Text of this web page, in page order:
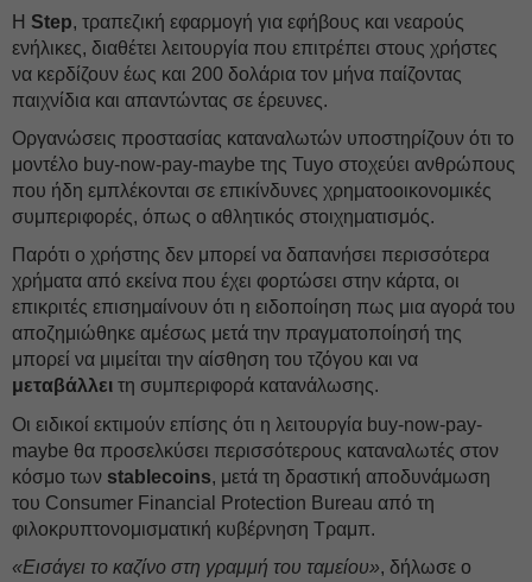
Η Step, τραπεζική εφαρμογή για εφήβους και νεαρούς
ενήλικες, διαθέτει λειτουργία που επιτρέπει στους χρήστες
να κερδίζουν έως και 200 δολάρια τον μήνα παίζοντας
παιχνίδια και απαντώντας σε έρευνες.
Οργανώσεις προστασίας καταναλωτών υποστηρίζουν ότι το
μοντέλο buy-now-pay-maybe της Tuyo στοχεύει ανθρώπους
που ήδη εμπλέκονται σε επικίνδυνες χρηματοοικονομικές
συμπεριφορές, όπως ο αθλητικός στοιχηματισμός.
Παρότι ο χρήστης δεν μπορεί να δαπανήσει περισσότερα
χρήματα από εκείνα που έχει φορτώσει στην κάρτα, οι
επικριτές επισημαίνουν ότι η ειδοποίηση πως μια αγορά του
αποζημιώθηκε αμέσως μετά την πραγματοποίησή της
μπορεί να μιμείται την αίσθηση του τζόγου και να
μεταβάλλει τη συμπεριφορά κατανάλωσης.
Οι ειδικοί εκτιμούν επίσης ότι η λειτουργία buy-now-pay-
maybe θα προσελκύσει περισσότερους καταναλωτές στον
κόσμο των stablecoins, μετά τη δραστική αποδυνάμωση
του Consumer Financial Protection Bureau από τη
φιλοκρυπτονομισματική κυβέρνηση Τραμπ.
«Εισάγει το καζίνο στη γραμμή του ταμείου», δήλωσε ο